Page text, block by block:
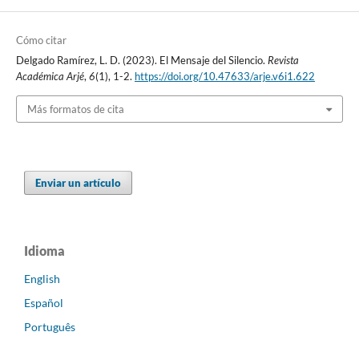
Cómo citar
Delgado Ramírez, L. D. (2023). El Mensaje del Silencio. Revista
Académica Arjé,6(1), 1-2. https://doi.org/10.47633/arje.v6i1.622
Más formatos de cita
Enviar un artículo
Idioma
English
Español
Português